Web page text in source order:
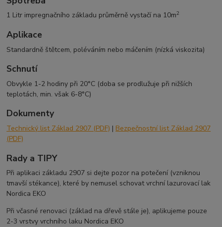
1 Litr impregnačního základu průměrně vystačí na 10m2
Aplikace
Standardně štětcem, poléváním nebo máčením (nízká viskozita)
Schnutí
Obvykle 1-2 hodiny při 20°C (doba se prodlužuje při nižších
teplotách, min. však 6-8°C)
Dokumenty
Technický list Základ 2907 (PDF) | Bezpečnostní list Základ 2907
(PDF)
Rady a TIPY
Při aplikaci základu 2907 si dejte pozor na potečení (vzniknou
tmavší stékance), které by nemusel schovat vrchní lazurovací lak
Nordica EKO
Při včasné renovaci (základ na dřevě stále je), aplikujeme pouze
2-3 vrstvy vrchního laku Nordica EKO